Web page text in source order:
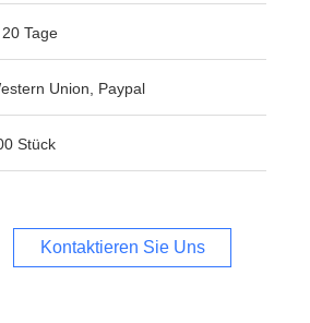
Tage
Union, Paypal
Stück
Kontaktieren Sie Uns